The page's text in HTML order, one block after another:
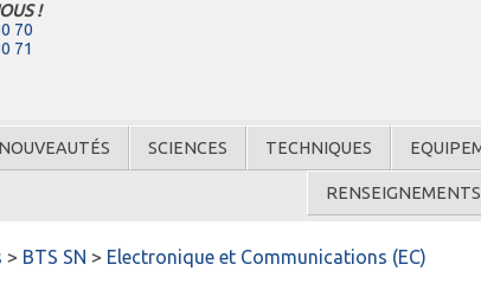
!
70
71
NOUVEAUTÉS SCIENCES TECHNIQUES
RENSEIGNEMENTS
> BTS SN > Electronique et Communications (EC)